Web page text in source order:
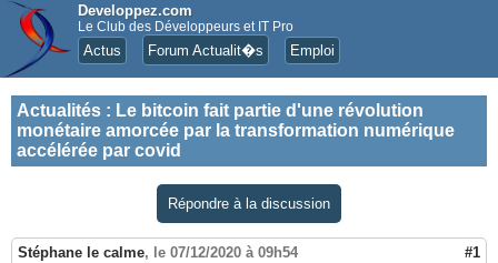
Developpez.com
Le Club des Développeurs et IT Pro
Actus Forum Actualit�s Emploi
Actualités : Le bitcoin fait partie d'une révolution
monétaire amorcée par la transformation numérique
accélérée par covid
Répondre à la discussion
Stéphane le calme, le 07/12/2020 à 09h54 #1